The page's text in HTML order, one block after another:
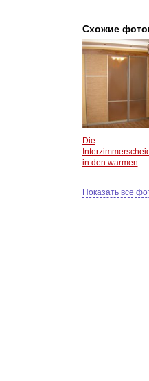
Схожие
Die
in den warmen
Показать все